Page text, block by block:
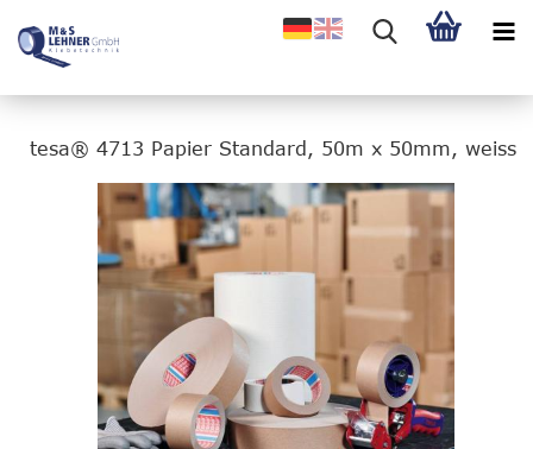
tesa® 4713 Papier Standard, 50m x 50mm, weiss